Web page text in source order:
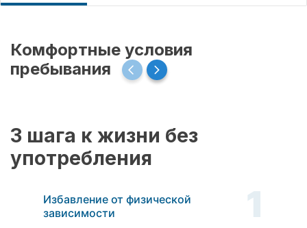
Комфортные условия
пребывания
3 шага к жизни без
употребления
Избавление от физической
зависимости
1